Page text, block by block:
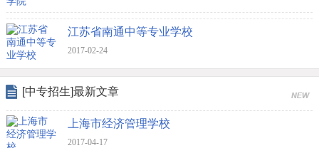
江苏省南通中等专业学校
2017-02-24
[中专招生]最新文章
上海市经济管理学校
2017-04-17